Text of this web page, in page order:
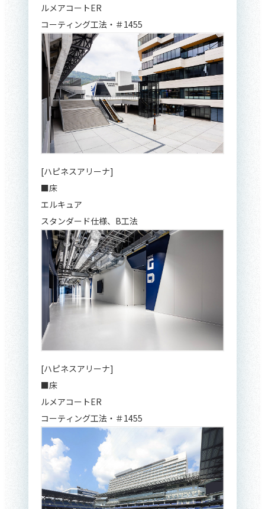
ルメアコートER
コーティング工法・＃1455
[ハピネスアリーナ]
■床
エルキュア
スタンダード仕様、B工法
[ハピネスアリーナ]
■床
ルメアコートER
コーティング工法・＃1455